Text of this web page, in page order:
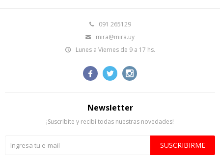
091 265129
mira@mira.uy
Lunes a Viernes de 9 a 17 hs.
  
Newsletter
¡Suscribite y recibí todas nuestras novedades!
SUSCRIBIRME